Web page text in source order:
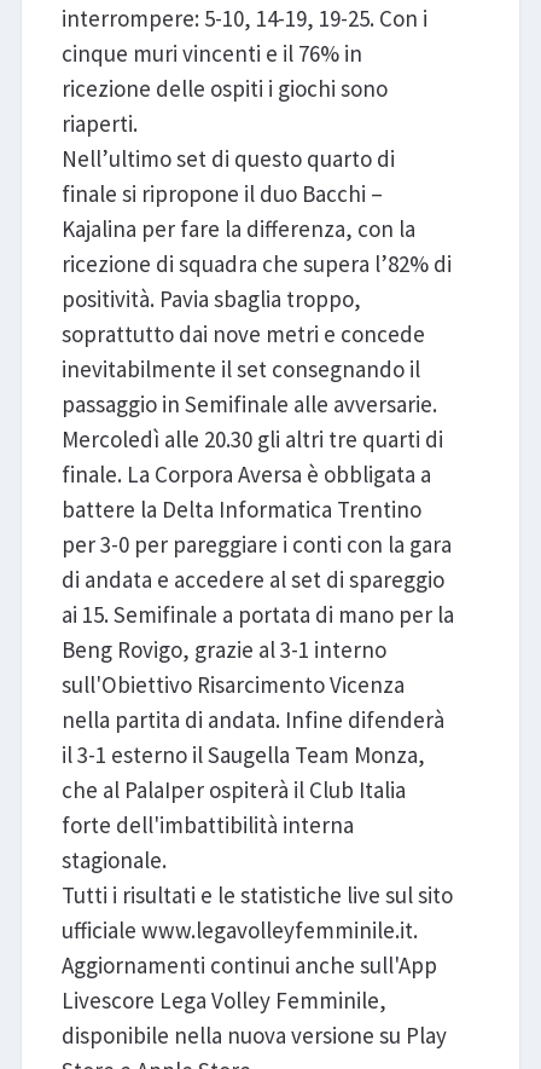
interrompere: 5-10, 14-19, 19-25. Con i
cinque muri vincenti e il 76% in
ricezione delle ospiti i giochi sono
riaperti.
Nell’ultimo set di questo quarto di
finale si ripropone il duo Bacchi –
Kajalina per fare la differenza, con la
ricezione di squadra che supera l’82% di
positività. Pavia sbaglia troppo,
soprattutto dai nove metri e concede
inevitabilmente il set consegnando il
passaggio in Semifinale alle avversarie.
Mercoledì alle 20.30 gli altri tre quarti di
finale. La Corpora Aversa è obbligata a
battere la Delta Informatica Trentino
per 3-0 per pareggiare i conti con la gara
di andata e accedere al set di spareggio
ai 15. Semifinale a portata di mano per la
Beng Rovigo, grazie al 3-1 interno
sull'Obiettivo Risarcimento Vicenza
nella partita di andata. Infine difenderà
il 3-1 esterno il Saugella Team Monza,
che al PalaIper ospiterà il Club Italia
forte dell'imbattibilità interna
stagionale.
Tutti i risultati e le statistiche live sul sito
ufficiale www.legavolleyfemminile.it.
Aggiornamenti continui anche sull'App
Livescore Lega Volley Femminile,
disponibile nella nuova versione su Play